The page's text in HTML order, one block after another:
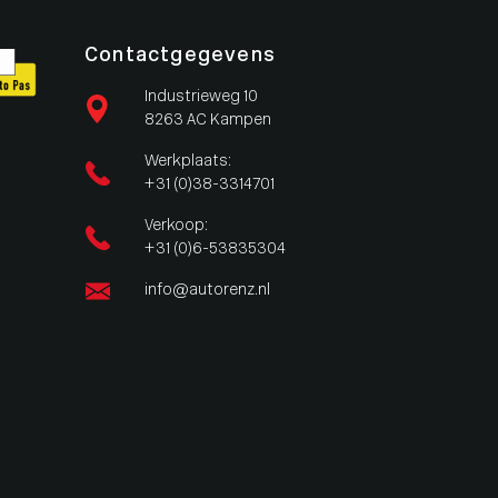
Contactgegevens
Industrieweg 10
8263 AC Kampen
Werkplaats:
+31 (0)38-3314701
Verkoop:
+31 (0)6-53835304
info@autorenz.nl